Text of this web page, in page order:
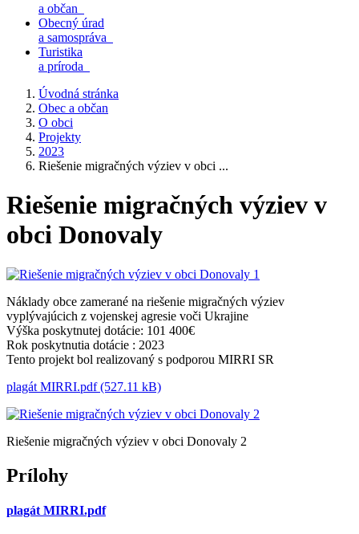
a občan
Obecný úrad
a samospráva
Turistika
a príroda
Úvodná stránka
Obec a občan
O obci
Projekty
2023
Riešenie migračných výziev v obci ...
Riešenie migračných výziev v
obci Donovaly
Náklady obce zamerané na riešenie migračných výziev
vyplývajúcich z vojenskej agresie voči Ukrajine
Výška poskytnutej dotácie: 101 400€
Rok poskytnutia dotácie : 2023
Tento projekt bol realizovaný s podporou MIRRI SR
plagát MIRRI.pdf (527.11 kB)
Riešenie migračných výziev v obci Donovaly 2
Prílohy
plagát MIRRI.pdf